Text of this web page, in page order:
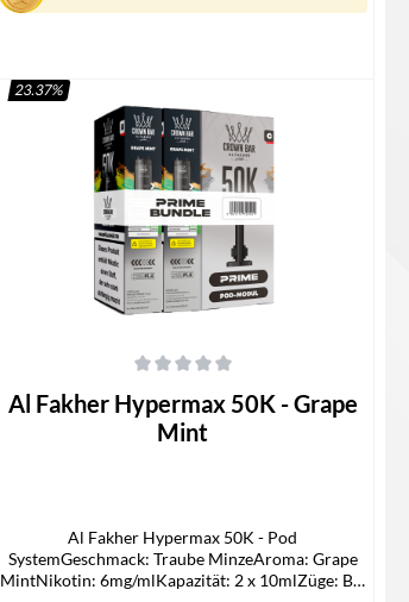
In den Warenkorb
23.37%
Al Fakher Hypermax 50K - Grape
Mint
Al Fakher Hypermax 50K - Pod
SystemGeschmack: Traube MinzeAroma: Grape
MintNikotin: 6mg/mlKapazität: 2 x 10mlZüge: Bis